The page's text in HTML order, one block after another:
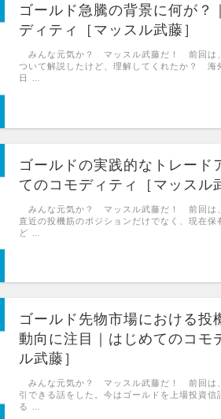
ゴールド急騰の背景に何が？
ディティ［マッスル武藤］
みんな元気か？ マッスル武藤だ！ 前回は
ついて解説したけど、理解してくれたか？ 海
日 …
ゴールドの実践的なトレード
てのコモディティ［マッスル
みんな元気か？ マッスル武藤だ！ 前回は
直近の投機筋のポジションだけでなく、現在保
ど …
ゴールド先物市場における投
動向に注目｜はじめてのコモ
ル武藤］
みんな元気か？ マッスル武藤だ！ 前回は
引できる話をした。今はゴールドを上場投資信
る …